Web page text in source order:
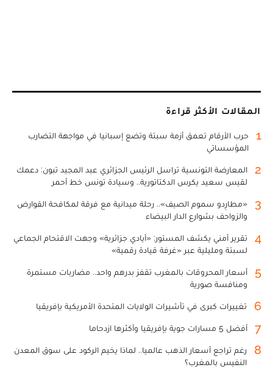
المقالات الأكثر قراءة
1
حرب الأرقام تعمق أزمة سبتة وتضع إسبانيا في مواجهة التضارب
المؤسساتي
2
المعارضة التونسية تراسل الرئيس الجزائري عبد المجيد تبون: دعمك
لقيس سعيد يكرس الدكتاتورية.. وسيادة تونس خط أحمر
3
«مطارِدو سموم الصيف».. رحلة ميدانية مع فرقة لمكافحة القوارض
والزواحف بشوارع الدار البيضاء
4
تقرير أمني يكشف المستور: «أيادي جزائرية» وجهت الاقتحام الجماعي
لسبتة ومليلية عبر «غرفة قيادة رقمية»
5
أسعار المحروقات بالمغرب تقفز بدرهم واحد.. مضاربات مستمرة
ومنافسة صورية
6 تغييرات كبرى في تأشيرات الولايات المتحدة الأمريكية بإفريقيا
7 أفضل 5 مسارات جوية بإفريقيا وأكثرها ازدحاما
8
رغم تراجع أسعار الذهب عالميا.. لماذا يخيم الركود على سوق المعدن
النفيس بالمغرب؟